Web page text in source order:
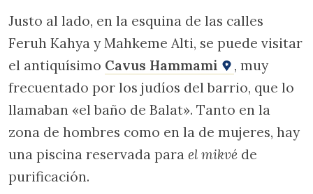
Justo al lado, en la esquina de las calles
Feruh Kahya y Mahkeme Alti, se puede visitar
el antiquísimo Cavus Hammami
, muy
frecuentado por los judíos del barrio, que lo
llamaban «el baño de Balat». Tanto en la
zona de hombres como en la de mujeres, hay
una piscina reservada para el mikvé de
purificación.